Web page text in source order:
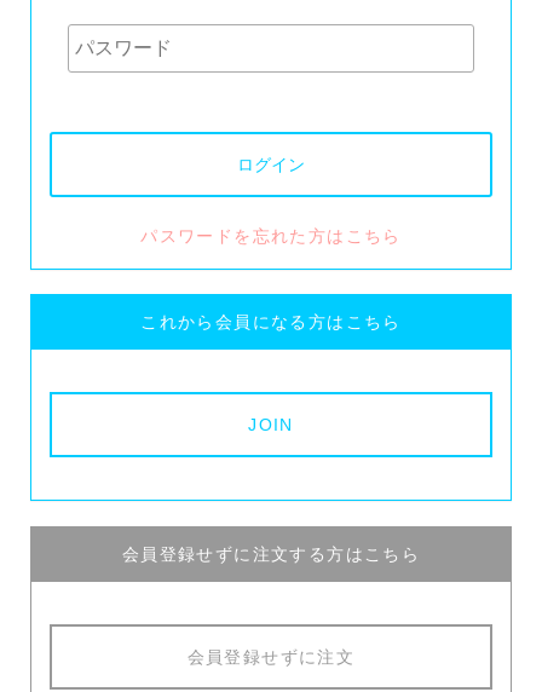
パスワードを忘れた方はこちら
これから会員になる方はこちら
会員登録せずに注文する方はこちら